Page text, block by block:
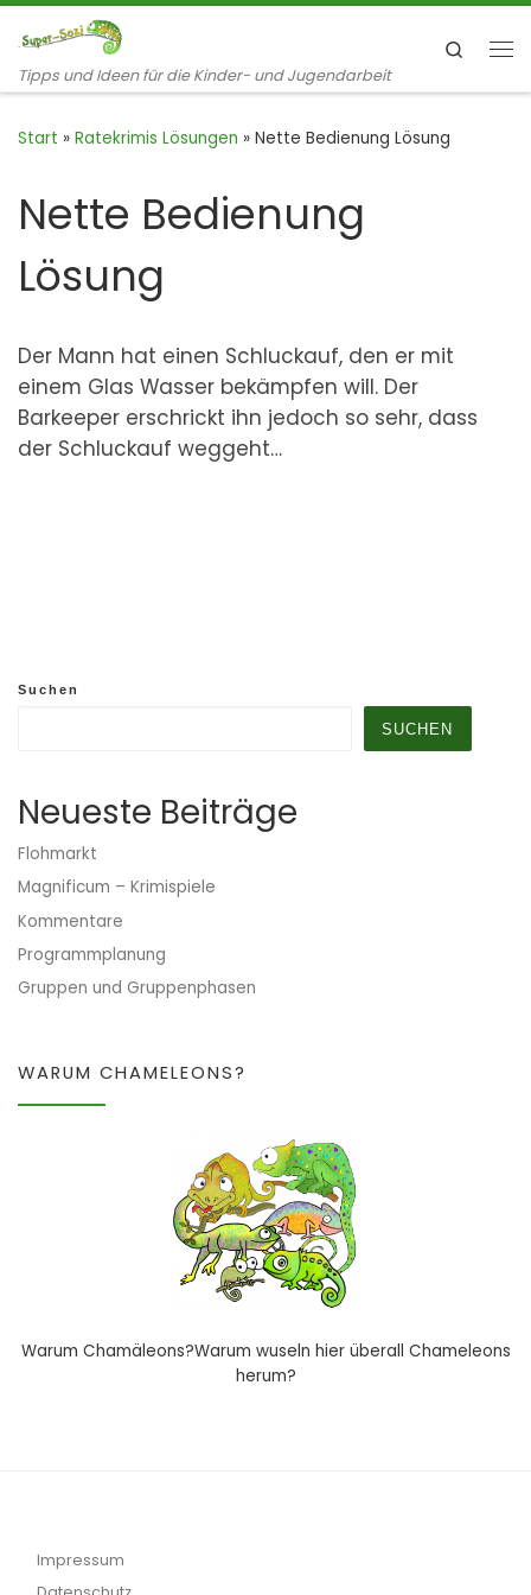
Zum Inhalt springen
Tipps und Ideen für die Kinder- und Jugendarbeit
Search
Start » Ratekrimis Lösungen » Nette Bedienung Lösung
Nette Bedienung
Lösung
Der Mann hat einen Schluckauf, den er mit
einem Glas Wasser bekämpfen will. Der
Barkeeper erschrickt ihn jedoch so sehr, dass
der Schluckauf weggeht…
Suchen
SUCHEN
Neueste Beiträge
Flohmarkt
Magnificum – Krimispiele
Kommentare
Programmplanung
Gruppen und Gruppenphasen
WARUM CHAMELEONS?
Warum Chamäleons?Warum wuseln hier überall Chameleons
herum?
Impressum